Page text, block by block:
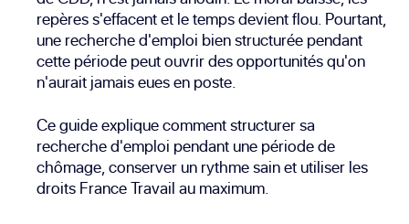
repères s'effacent et le temps devient flou. Pourtant,
une recherche d'emploi bien structurée pendant
cette période peut ouvrir des opportunités qu'on
n'aurait jamais eues en poste.
Ce guide explique comment structurer sa
recherche d'emploi pendant une période de
chômage, conserver un rythme sain et utiliser les
droits France Travail au maximum.